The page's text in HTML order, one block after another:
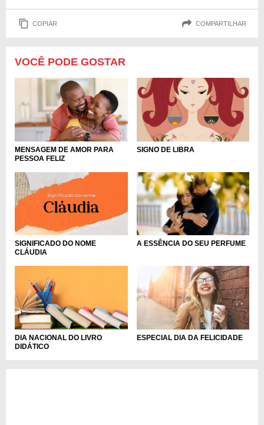
COPIAR COMPARTILHAR
VOCÊ PODE GOSTAR
MENSAGEM DE AMOR PARA
PESSOA FELIZ
SIGNO DE LIBRA
SIGNIFICADO DO NOME
CLÁUDIA
A ESSÊNCIA DO SEU PERFUME
DIA NACIONAL DO LIVRO
DIDÁTICO
ESPECIAL DIA DA FELICIDADE